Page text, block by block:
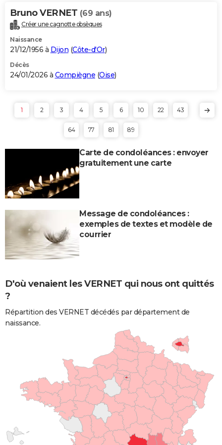
Bruno VERNET (69 ans)
Créer une cagnotte obsèques
Naissance
21/12/1956 à Dijon (Côte-d'Or)
Décès
24/01/2026 à Compiègne (Oise)
1 2 3 4 5 6 10 22 43
64 77 81 89
Carte de condoléances : envoyer
gratuitement une carte
Message de condoléances :
exemples de textes et modèle de
courrier
D'où venaient les VERNET qui nous ont quittés
?
Répartition des VERNET décédés par département de
naissance.